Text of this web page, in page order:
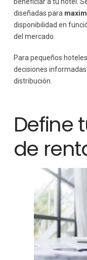
beneficiar a tu hotel.
diseñadas para
disponibilidad en
del mercado.
Para pequeños
decisiones
distribución.
Define
de